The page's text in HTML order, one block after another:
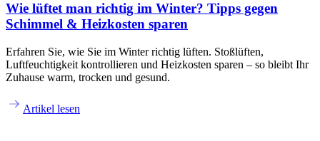
Wie lüftet man richtig im Winter? Tipps gegen
Schimmel & Heizkosten sparen
Erfahren Sie, wie Sie im Winter richtig lüften. Stoßlüften,
Luftfeuchtigkeit kontrollieren und Heizkosten sparen – so bleibt Ihr
Zuhause warm, trocken und gesund.
Artikel lesen